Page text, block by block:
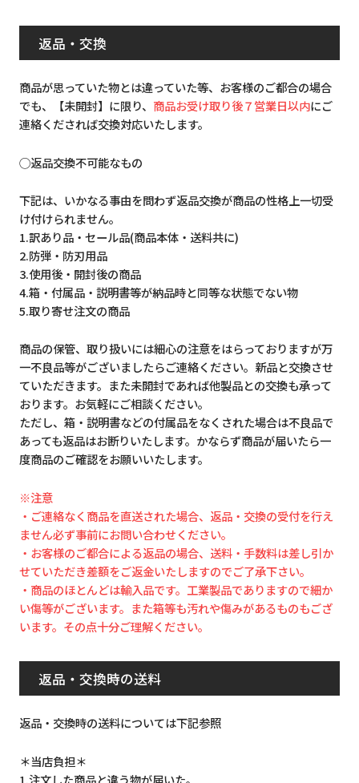
返品・交換
商品が思っていた物とは違っていた等、お客様のご都合の場合
でも、【未開封】に限り、 商品お受け取り後７営業日以内にご
連絡くだされば交換対応いたします。
◯返品交換不可能なもの
下記は、いかなる事由を問わず返品交換が商品の性格上一切受
け付けられません。
1.訳あり品・セール品(商品本体・送料共に)
2.防弾・防刃用品
3.使用後・開封後の商品
4.箱・付属品・説明書等が納品時と同等な状態でない物
5.取り寄せ注文の商品
商品の保管、取り扱いには細心の注意をはらっておりますが万
一不良品等がございましたらご連絡ください。新品と交換させ
ていただきます。また未開封であれば他製品との交換も承って
おります。お気軽にご相談ください。
ただし、箱・説明書などの付属品をなくされた場合は不良品で
あっても返品はお断りいたします。かならず商品が届いたら一
度商品のご確認をお願いいたします。
※注意
・ご連絡なく商品を直送された場合、返品・交換の受付を行え
ません必ず事前にお問い合わせください。
・お客様のご都合による返品の場合、送料・手数料は差し引か
せていただき差額をご返金いたしますのでご了承下さい。
・商品のほとんどは輸入品です。工業製品でありますので細か
い傷等がございます。また箱等も汚れや傷みがあるものもござ
います。その点十分ご理解ください。
返品・交換時の送料
返品・交換時の送料については下記参照
＊当店負担＊
1.注文した商品と違う物が届いた。